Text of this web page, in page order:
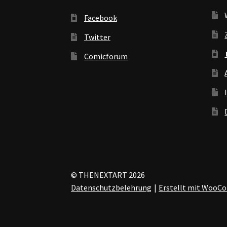
Facebook
Twitter
Comicforum
© THENEXTART 2026
Datenschutzbelehrung
Erstellt mit